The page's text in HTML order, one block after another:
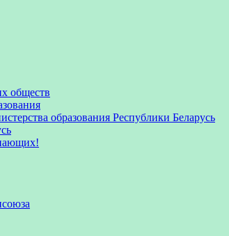
обществ
образования Республики Беларусь